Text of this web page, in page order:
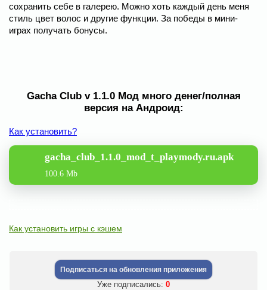
сохранить себе в галерею. Можно хоть каждый день меня
стиль цвет волос и другие функции. За победы в мини-
играх получать бонусы.
Gacha Club v 1.1.0 Мод много денег/полная
версия на Андроид:
Как установить?
gacha_club_1.1.0_mod_t_playmody.ru.apk
100.6 Mb
Как установить игры с кэшем
Подписаться на обновления приложения
Уже подписались: 0